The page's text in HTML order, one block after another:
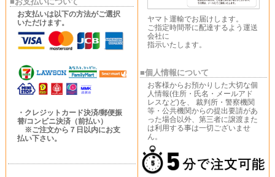
お支払いは以下の方法がご選択
いただけます。
・クレジットカード決済/郵便振
替/コンビニ決済（前払い）
※ご注文から７日以内にお支
払い下さい。
ヤマト運輸でお届けします。
ご指定時間帯に配達するよう運送
会社に
指示いたします。
■個人情報について
お客様からお預かりした大切な個
人情報(住所・氏名・メールアド
レスなど)を、 裁判所・警察機関
等・公共機関からの提出要請があ
った場合以外、第三者に譲渡また
は利用する事は一切ございませ
ん。